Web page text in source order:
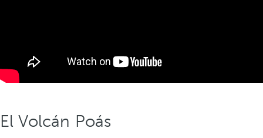
El Volcán Poás